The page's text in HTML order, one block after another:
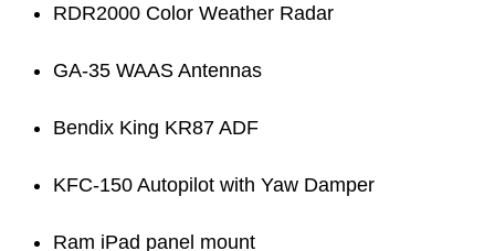
RDR2000 Color Weather Radar
GA-35 WAAS Antennas
Bendix King KR87 ADF
KFC-150 Autopilot with Yaw Damper
Ram iPad panel mount